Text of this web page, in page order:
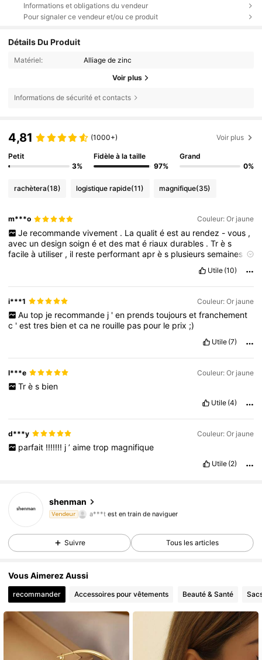
Informations et obligations du vendeur
Pour signaler ce vendeur et/ou ce produit
Détails Du Produit
Matériel: Alliage de zinc
Voir plus
Informations de sécurité et contacts
4,81 (1000+) Voir plus
Petit
3%
Fidèle à la taille
97%
Grand
0%
rachètera(18) logistique rapide(11) magnifique(35)
m***o Couleur: Or jaune
Je recommande vivement . La qualit é est au rendez - vous ,
avec undesignsoignéetdes maté riauxdurables .Très
facileà utiliser , il reste performantaprès plusieurssemaines d
monachat
Utile (10)
i***1 Couleur: Or jaune
Au top je recommande j ' en prends toujours et franchement
c 'esttres bienetca ne rouille pas pour le prix ;)
Utile (7)
l***e Couleur: Or jaune
Tr è s bien
Utile (4)
d***y Couleur: Or jaune
parfait !!!!!!! j ’ aime trop magnifique
Utile (2)
shenman
Vendeur
4,81
a***t est en train de naviguer
21K Suiveurs
4,81
4,81 21K Suiveurs
21K Suiveurs
4,81 21K Suiveurs
Suivre Tous les articles
Vous Aimerez Aussi
recommander Accessoires pour vêtements Beauté & Santé